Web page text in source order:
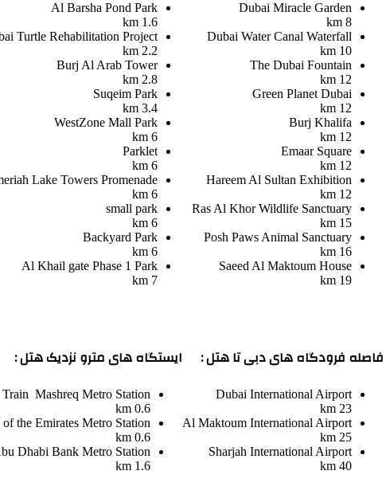
Dubai Miracle Garden
8 km
Dubai Water Canal Waterfall
10 km
The Dubai Fountain
12 km
Green Planet Dubai
12 km
Burj Khalifa
12 km
Emaar Square
12 km
Hareem Al Sultan Exhibition
12 km
Ras Al Khor Wildlife Sanctuary
15 km
Posh Paws Animal Sanctuary
16 km
Saeed Al Maktoum House
19 km
Al Barsha Pond Park
1.6 km
Turtle Rehabilitation Project
2.2 km
Burj Al Arab Tower
2.8 km
Suqeim Park
3.4 km
WestZone Mall Park
6 km
Parklet
6 km
Lake Towers Promenade
6 km
small park
6 km
Backyard Park
6 km
Al Khail gate Phase 1 Park
7 km
فاصله فرودگاه های دبی تا هتل :
Dubai International Airport
23 km
Al Maktoum International Airport
25 km
Sharjah International Airport
40 km
ایستگاه های مترو نزدیک هتل :
Train Mashreq Metro Station
0.6 km
the Emirates Metro Station
0.6 km
Dhabi Bank Metro Station
1.6 km